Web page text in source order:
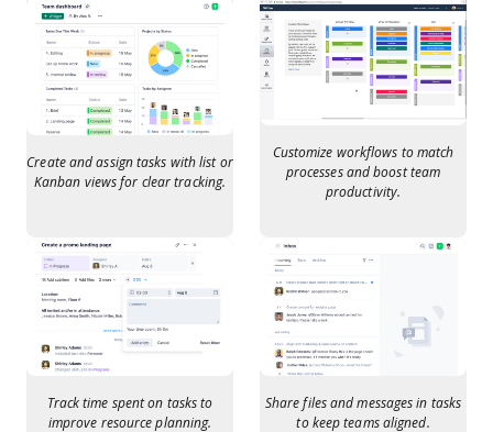
Create and assign tasks with list or
Kanban views for clear tracking.
Customize workflows to match
processes and boost team
productivity.
Track time spent on tasks to
improve resource planning.
Share files and messages in tasks
to keep teams aligned.